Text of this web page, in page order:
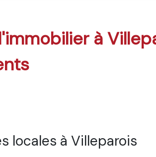
à
locales à Villeparois